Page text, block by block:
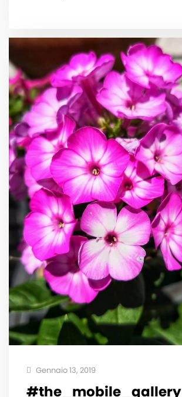
Gennaio 13, 2019
#the_mobile_gallery